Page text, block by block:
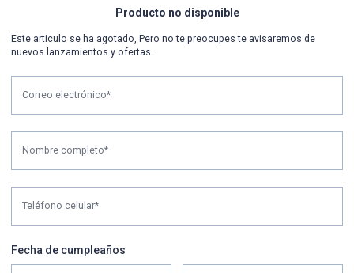
Producto no disponible
Este articulo se ha agotado, Pero no te preocupes te avisaremos de
nuevos lanzamientos y ofertas.
Correo electrónico*
Nombre completo*
Teléfono celular*
Fecha de cumpleaños